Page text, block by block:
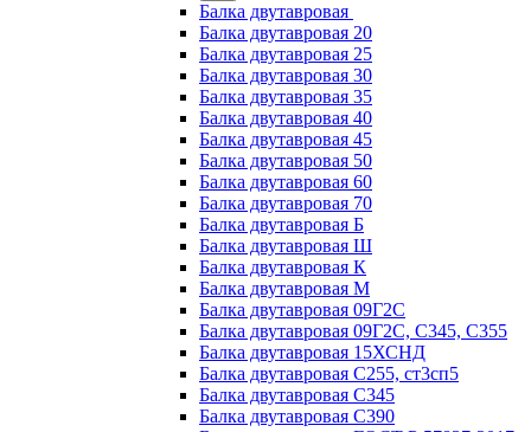
Балка двутавровая
Балка двутавровая 20
Балка двутавровая 25
Балка двутавровая 30
Балка двутавровая 35
Балка двутавровая 40
Балка двутавровая 45
Балка двутавровая 50
Балка двутавровая 60
Балка двутавровая 70
Балка двутавровая Б
Балка двутавровая Ш
Балка двутавровая К
Балка двутавровая М
Балка двутавровая 09Г2С
Балка двутавровая 09Г2С, С345, С355
Балка двутавровая 15ХСНД
Балка двутавровая С255, ст3сп5
Балка двутавровая С345
Балка двутавровая С390